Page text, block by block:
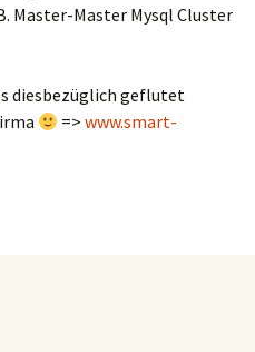
Master-Master Mysql Cluster
diesbezüglich geflutet
=>www.smart-